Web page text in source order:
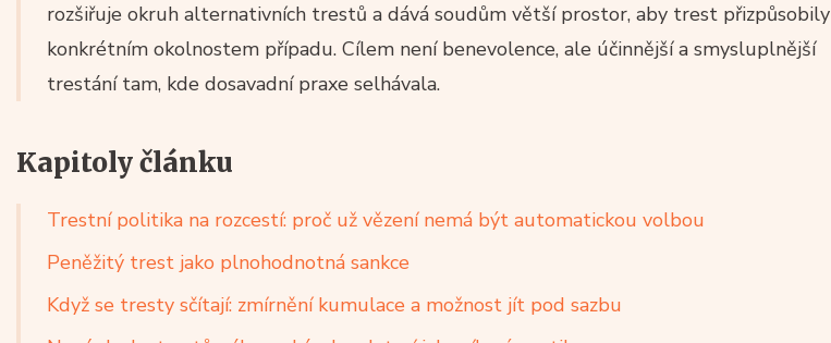
rozšiřuje okruh alternativních trestů a dává soudům větší prostor, aby trest přizpůsobily
konkrétním okolnostem případu. Cílem není benevolence, ale účinnější a smysluplnější
trestání tam, kde dosavadní praxe selhávala.
Kapitoly článku
Trestní politika na rozcestí: proč už vězení nemá být automatickou volbou
Peněžitý trest jako plnohodnotná sankce
Když se tresty sčítají: zmírnění kumulace a možnost jít pod sazbu